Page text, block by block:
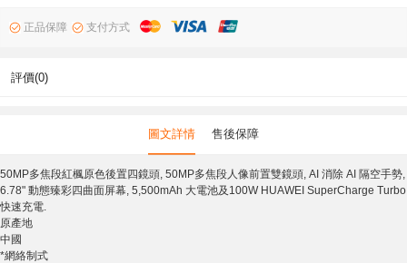
正品保障 支付方式
評價(0)
圖文詳情 售後保障
50MP多焦段紅楓原色後置四鏡頭, 50MP多焦段人像⁠前置雙鏡⁠頭, AI 消除 AI 隔空手勢,
6.78" 動態臻彩四曲面屏幕, 5,500mAh 大電池及100W HUAWEI SuperCharge Turbo
快速充⁠電.
原產地
中國
*網絡制式